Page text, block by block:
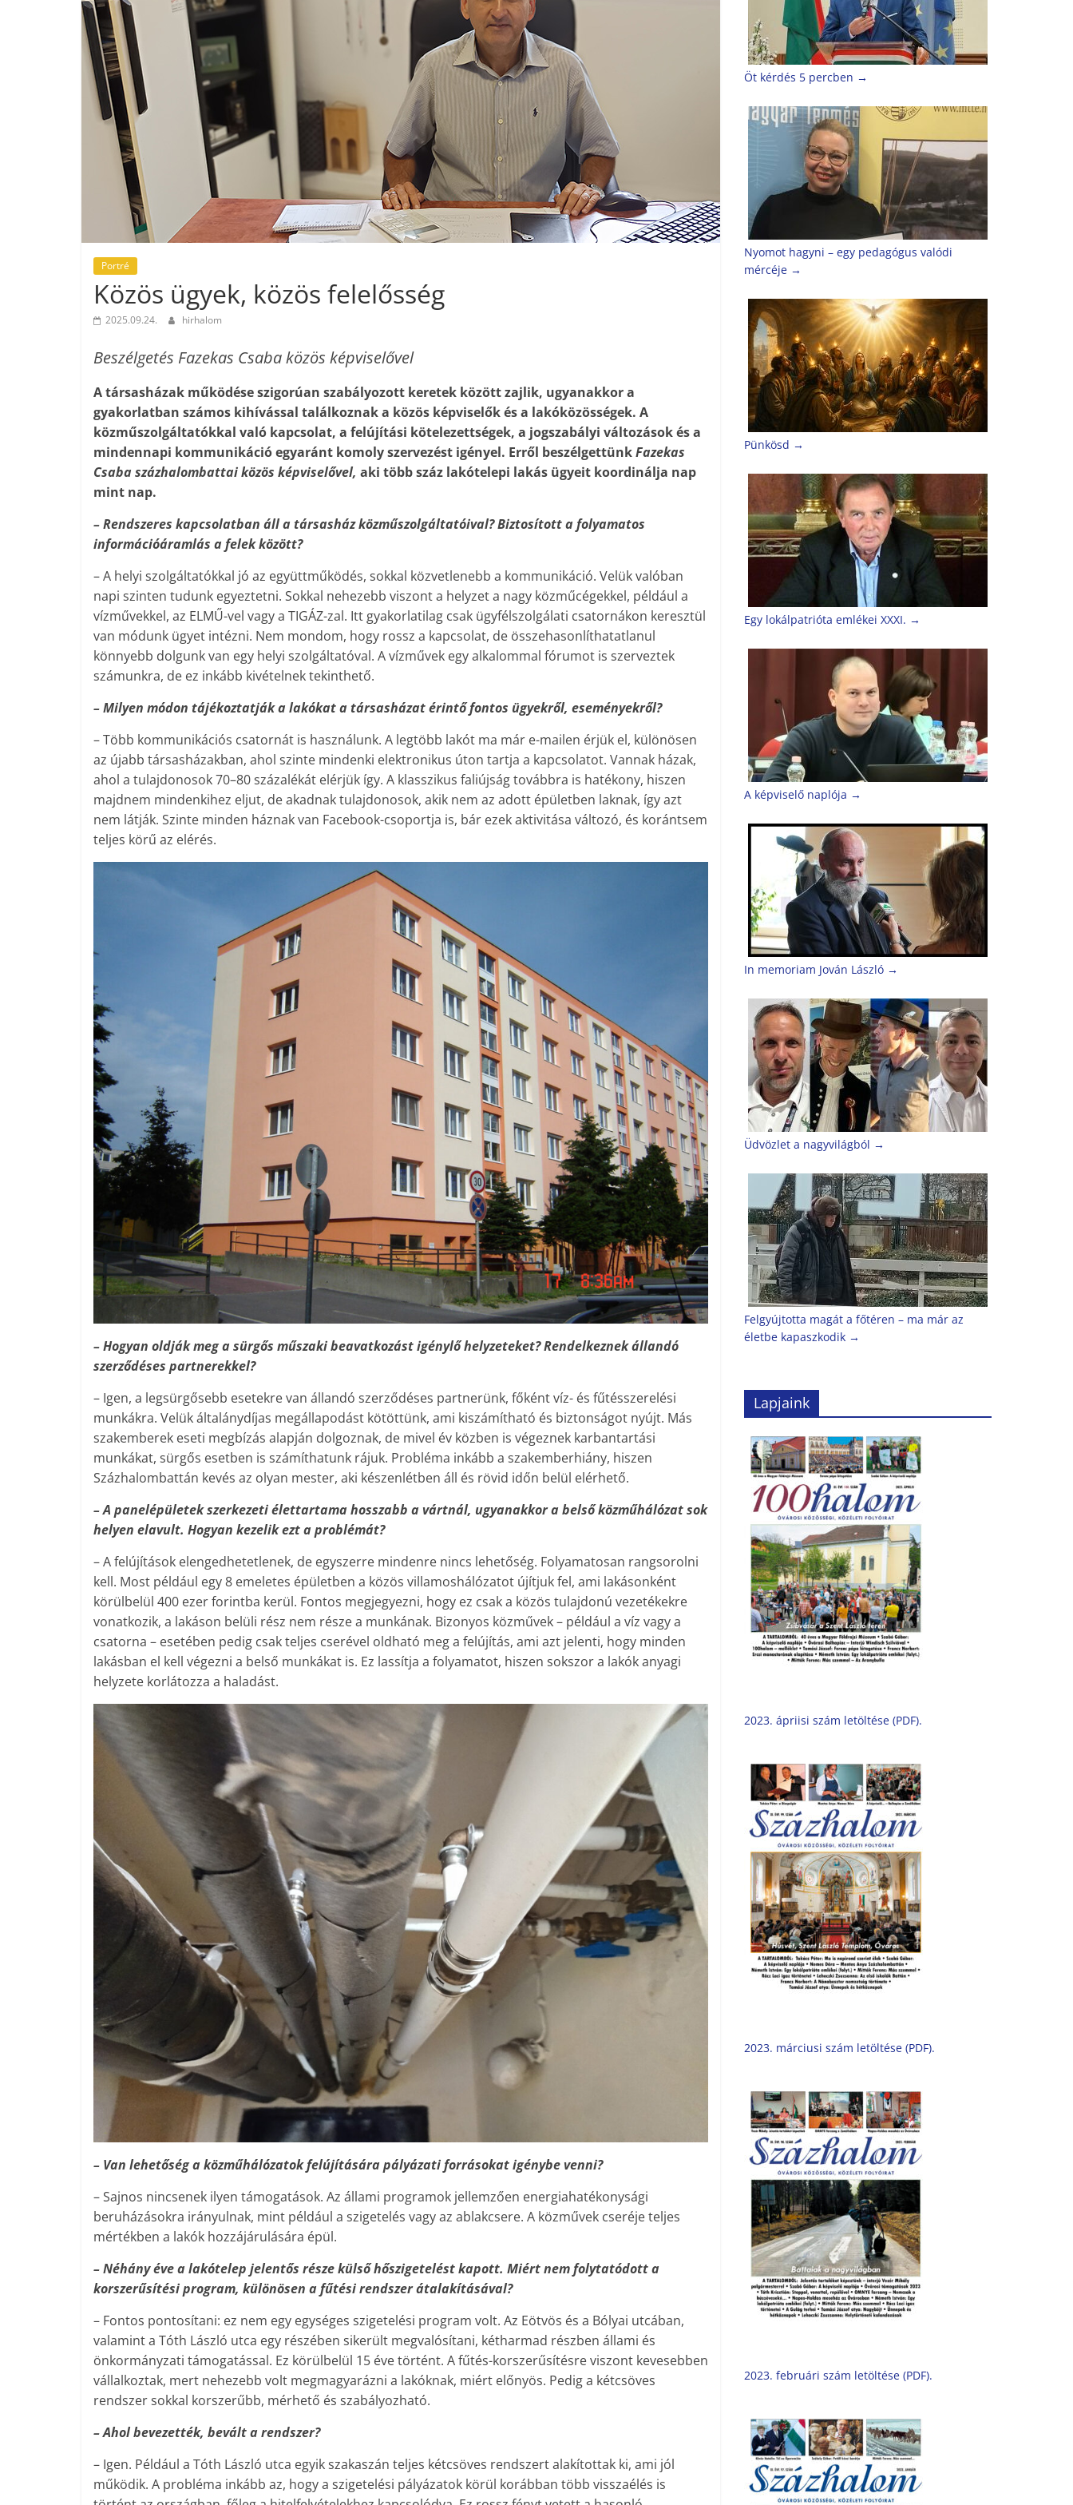
Portré
Közös ügyek, közös felelősség
2025.09.24. hirhalom
Beszélgetés Fazekas Csaba közös képviselővel
A társasházak működése szigorúan szabályozott keretek között zajlik, ugyanakkor a
gyakorlatban számos kihívással találkoznak a közös képviselők és a lakóközösségek. A
közműszolgáltatókkal való kapcsolat, a felújítási kötelezettségek, a jogszabályi változások és a
mindennapi kommunikáció egyaránt komoly szervezést igényel. Erről beszélgettünkFazekas
Csaba százhalombattai közös képviselővel, aki több száz lakótelepi lakás ügyeit ­koordinálja nap
mint nap.
– Rendszeres kapcsolatban áll a társasház közműszolgáltatóival? Biztosított a folyamatos
információáramlás a felek között?
– A helyi szolgáltatókkal jó az együttműködés, sokkal közvetlenebb a kommunikáció. Velük valóban
napi szinten tudunk egyeztetni. Sokkal nehezebb viszont a helyzet a nagy közműcégekkel, például a
vízművekkel, az ELMŰ-vel vagy a TIGÁZ-zal. Itt gyakorlatilag csak ügyfélszolgálati csatornákon keresztül
van módunk ügyet intézni. Nem mondom, hogy rossz a kapcsolat, de összehasonlíthatatlanul
könnyebb dolgunk van egy helyi szolgáltatóval. A vízművek egy alkalommal fórumot is szerveztek
számunkra, de ez inkább kivételnek tekinthető.
– Milyen módon tájékoztatják a lakókat a társasházat érintő fontos ügyekről, eseményekről?
– Több kommunikációs csatornát is használunk. A legtöbb lakót ma már e-mailen érjük el, különösen
az újabb társasházakban, ahol szinte mindenki elektronikus úton tartja a kapcsolatot. Vannak házak,
ahol a tulajdonosok 70–80 százalékát elérjük így. A klasszikus faliújság továbbra is hatékony, hiszen
majdnem mindenkihez eljut, de akadnak tulajdonosok, akik nem az adott épületben laknak, így azt
nem látják. Szinte minden háznak van Facebook-csoportja is, bár ezek aktivitása változó, és korántsem
teljes körű az elérés.
– Hogyan oldják meg a sürgős műszaki beavatkozást igénylő helyzeteket? Rendelkeznek állandó
szerződéses partnerekkel?
– Igen, a legsürgősebb esetekre van állandó szerződéses partnerünk, főként víz- és fűtésszerelési
munkákra. Velük általánydíjas megállapodást kötöttünk, ami kiszámítható és biztonságot nyújt. Más
szakemberek eseti megbízás alapján dolgoznak, de mivel év közben is végeznek karbantartási
munkákat, sürgős esetben is számíthatunk rájuk. Probléma inkább a szakemberhiány, hiszen
Százhalombattán kevés az olyan mester, aki készenlétben áll és rövid időn belül elérhető.
– A panelépületek szerkezeti élettartama hosszabb a vártnál, ugyanakkor a belső közműhálózat sok
helyen elavult. Hogyan kezelik ezt a problémát?
– A felújítások elengedhetetlenek, de egyszerre mindenre nincs lehetőség. Folyamatosan rangsorolni
kell. Most például egy 8 emeletes épületben a közös villamoshálózatot újítjuk fel, ami lakásonként
körülbelül 400 ezer forintba kerül. Fontos megjegyezni, hogy ez csak a közös tulajdonú vezetékekre
vonatkozik, a lakáson belüli rész nem része a munkának. Bizonyos közművek – például a víz vagy a
csatorna – esetében pedig csak teljes cserével oldható meg a felújítás, ami azt jelenti, hogy minden
lakásban el kell végezni a belső munkákat is. Ez lassítja a folyamatot, hiszen sokszor a lakók anyagi
helyzete korlátozza a haladást.
– Van lehetőség a közműhálózatok felújítására pályázati forrásokat igénybe venni?
– Sajnos nincsenek ilyen támogatások. Az állami programok jellemzően energiahatékonysági
beruházásokra irányulnak, mint például a szigetelés vagy az ablakcsere. A közművek cseréje teljes
mértékben a lakók hozzájárulására épül.
– Néhány éve a lakótelep jelentős része külső hőszigetelést kapott. Miért nem folytatódott a
korszerűsítési program, különösen a fűtési rendszer átalakításával?
– Fontos pontosítani: ez nem egy egységes szigetelési program volt. Az Eötvös és a Bólyai utcában,
valamint a Tóth László utca egy részében sikerült megvalósítani, kétharmad részben állami és
önkormányzati támogatással. Ez körülbelül 15 éve történt. A fűtés-korszerűsítésre viszont kevesebben
vállalkoztak, mert nehezebb volt megmagyarázni a lakóknak, miért előnyös. Pedig a kétcsöves
rendszer sokkal korszerűbb, mérhető és szabályozható.
– Ahol bevezették, bevált a rendszer?
– Igen. Például a Tóth László utca egyik szakaszán teljes kétcsöves rendszert alakítottak ki, ami jól
működik. A probléma inkább az, hogy a szigetelési pályázatok körül korábban több visszaélés is
Öt kérdés 5 percben →
Nyomot hagyni – egy pedagógus valódi
mércéje →
Pünkösd →
Egy lokálpatrióta emlékei XXXI. →
A képviselő naplója →
In memoriam Jován László →
Üdvözlet a nagyvilágból →
Felgyújtotta magát a főtéren – ma már az
életbe kapaszkodik →
Lapjaink
2023. ápriisi szám letöltése (PDF).
2023. márciusi szám letöltése (PDF).
2023. februári szám letöltése (PDF).